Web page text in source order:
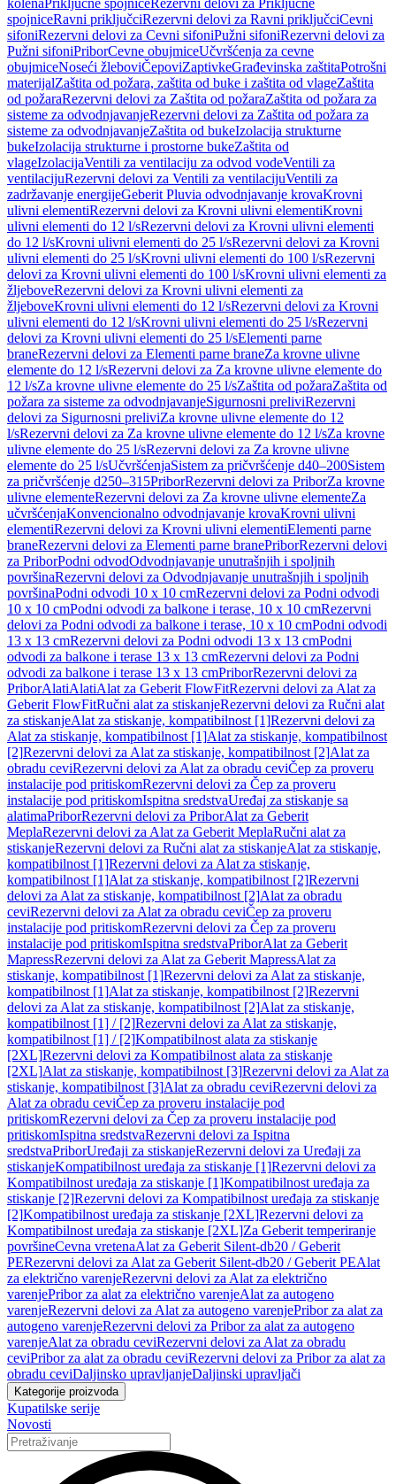
kolenaPriključne spojniceRezervni delovi za Priključne
spojniceRavni priključciRezervni delovi za Ravni priključciCevni
sifoniRezervni delovi za Cevni sifoniPužni sifoniRezervni delovi za
Pužni sifoniPriborCevne obujmiceUčvršćenja za cevne
obujmiceNoseći žleboviČepoviZaptivkeGrađevinska zaštitaPotrošni
materijalZaštita od požara, zaštita od buke i zaštita od vlageZaštita
od požaraRezervni delovi za Zaštita od požaraZaštita od požara za
sisteme za odvodnjavanjeRezervni delovi za Zaštita od požara za
sisteme za odvodnjavanjeZaštita od bukeIzolacija strukturne
bukeIzolacija strukturne i prostorne bukeZaštita od
vlageIzolacijaVentili za ventilaciju za odvod vodeVentili za
ventilacijuRezervni delovi za Ventili za ventilacijuVentili za
zadržavanje energijeGeberit Pluvia odvodnjavanje krovaKrovni
ulivni elementiRezervni delovi za Krovni ulivni elementiKrovni
ulivni elementi do 12 l/sRezervni delovi za Krovni ulivni elementi
do 12 l/sKrovni ulivni elementi do 25 l/sRezervni delovi za Krovni
ulivni elementi do 25 l/sKrovni ulivni elementi do 100 l/sRezervni
delovi za Krovni ulivni elementi do 100 l/sKrovni ulivni elementi za
žljeboveRezervni delovi za Krovni ulivni elementi za
žljeboveKrovni ulivni elementi do 12 l/sRezervni delovi za Krovni
ulivni elementi do 12 l/sKrovni ulivni elementi do 25 l/sRezervni
delovi za Krovni ulivni elementi do 25 l/sElementi parne
braneRezervni delovi za Elementi parne braneZa krovne ulivne
elemente do 12 l/sRezervni delovi za Za krovne ulivne elemente do
12 l/sZa krovne ulivne elemente do 25 l/sZaštita od požaraZaštita od
požara za sisteme za odvodnjavanjeSigurnosni preliviRezervni
delovi za Sigurnosni preliviZa krovne ulivne elemente do 12
l/sRezervni delovi za Za krovne ulivne elemente do 12 l/sZa krovne
ulivne elemente do 25 l/sRezervni delovi za Za krovne ulivne
elemente do 25 l/sUčvršćenjaSistem za pričvršćenje d40–200Sistem
za pričvršćenje d250–315PriborRezervni delovi za PriborZa krovne
ulivne elementeRezervni delovi za Za krovne ulivne elementeZa
učvršćenjaKonvencionalno odvodnjavanje krovaKrovni ulivni
elementiRezervni delovi za Krovni ulivni elementiElementi parne
braneRezervni delovi za Elementi parne branePriborRezervni delovi
za PriborPodni odvodOdvodnjavanje unutrašnjih i spoljnih
površinaRezervni delovi za Odvodnjavanje unutrašnjih i spoljnih
površinaPodni odvodi 10 x 10 cmRezervni delovi za Podni odvodi
10 x 10 cmPodni odvodi za balkone i terase, 10 x 10 cmRezervni
delovi za Podni odvodi za balkone i terase, 10 x 10 cmPodni odvodi
13 x 13 cmRezervni delovi za Podni odvodi 13 x 13 cmPodni
odvodi za balkone i terase 13 x 13 cmRezervni delovi za Podni
odvodi za balkone i terase 13 x 13 cmPriborRezervni delovi za
PriborAlatiAlatiAlat za Geberit FlowFitRezervni delovi za Alat za
Geberit FlowFitRučni alat za stiskanjeRezervni delovi za Ručni alat
za stiskanjeAlat za stiskanje, kompatibilnost [1]Rezervni delovi za
Alat za stiskanje, kompatibilnost [1]Alat za stiskanje, kompatibilnost
[2]Rezervni delovi za Alat za stiskanje, kompatibilnost [2]Alat za
obradu ceviRezervni delovi za Alat za obradu ceviČep za proveru
instalacije pod pritiskomRezervni delovi za Čep za proveru
instalacije pod pritiskomIspitna sredstvaUređaj za stiskanje sa
alatimaPriborRezervni delovi za PriborAlat za Geberit
MeplaRezervni delovi za Alat za Geberit MeplaRučni alat za
stiskanjeRezervni delovi za Ručni alat za stiskanjeAlat za stiskanje,
kompatibilnost [1]Rezervni delovi za Alat za stiskanje,
kompatibilnost [1]Alat za stiskanje, kompatibilnost [2]Rezervni
delovi za Alat za stiskanje, kompatibilnost [2]Alat za obradu
ceviRezervni delovi za Alat za obradu ceviČep za proveru
instalacije pod pritiskomRezervni delovi za Čep za proveru
instalacije pod pritiskomIspitna sredstvaPriborAlat za Geberit
MapressRezervni delovi za Alat za Geberit MapressAlat za
stiskanje, kompatibilnost [1]Rezervni delovi za Alat za stiskanje,
kompatibilnost [1]Alat za stiskanje, kompatibilnost [2]Rezervni
delovi za Alat za stiskanje, kompatibilnost [2]Alat za stiskanje,
kompatibilnost [1] / [2]Rezervni delovi za Alat za stiskanje,
kompatibilnost [1] / [2]Kompatibilnost alata za stiskanje
[2XL]Rezervni delovi za Kompatibilnost alata za stiskanje
[2XL]Alat za stiskanje, kompatibilnost [3]Rezervni delovi za Alat za
stiskanje, kompatibilnost [3]Alat za obradu ceviRezervni delovi za
Alat za obradu ceviČep za proveru instalacije pod
pritiskomRezervni delovi za Čep za proveru instalacije pod
pritiskomIspitna sredstvaRezervni delovi za Ispitna
sredstvaPriborUređaji za stiskanjeRezervni delovi za Uređaji za
stiskanjeKompatibilnost uređaja za stiskanje [1]Rezervni delovi za
Kompatibilnost uređaja za stiskanje [1]Kompatibilnost uređaja za
stiskanje [2]Rezervni delovi za Kompatibilnost uređaja za stiskanje
[2]Kompatibilnost uređaja za stiskanje [2XL]Rezervni delovi za
Kompatibilnost uređaja za stiskanje [2XL]Za Geberit temperiranje
površineCevna vretenaAlat za Geberit Silent-db20 / Geberit
PERezervni delovi za Alat za Geberit Silent-db20 / Geberit PEAlat
za električno varenjeRezervni delovi za Alat za električno
varenjePribor za alat za električno varenjeAlat za autogeno
varenjeRezervni delovi za Alat za autogeno varenjePribor za alat za
autogeno varenjeRezervni delovi za Pribor za alat za autogeno
varenjeAlat za obradu ceviRezervni delovi za Alat za obradu
ceviPribor za alat za obradu ceviRezervni delovi za Pribor za alat za
obradu ceviDaljinsko upravljanjeDaljinski upravljači
Kategorije proizvoda
Kupatilske serije
Novosti